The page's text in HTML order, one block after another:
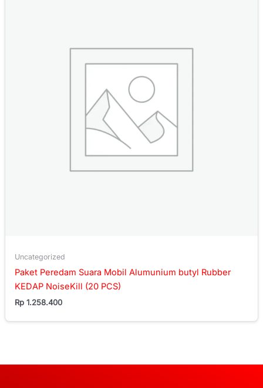
Uncategorized
Paket Peredam Suara Mobil Alumunium butyl Rubber
KEDAP NoiseKill (20 PCS)
Rp 1.258.400